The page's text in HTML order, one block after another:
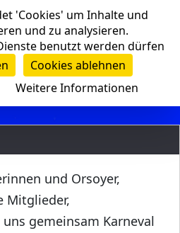
und Orsoyer,
Mitglieder,
gemeinsam Karneval
'Cookies' um Inhalte und
und zu analysieren.
benutzt werden dürfen
Cookies ablehnen
Weitere Informationen